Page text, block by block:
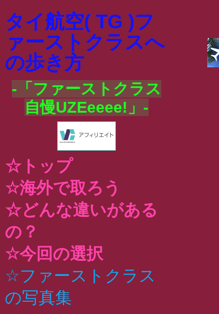
タイ航空( TG )フ
ァーストクラスへ
の歩き方
-「ファーストクラス
自慢UZEeeee!」-
☆トップ
☆海外で取ろう
☆どんな違いがある
の？
☆今回の選択
☆ファーストクラス
の写真集